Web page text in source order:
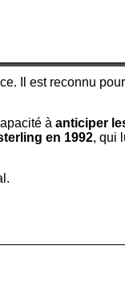
Il est reconnu
à anticiper
en 1992, qui